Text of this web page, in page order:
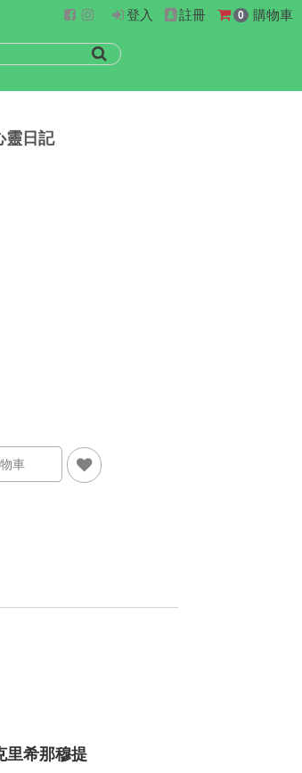
登入 註冊 0 購物車
靈日記
里希那穆提